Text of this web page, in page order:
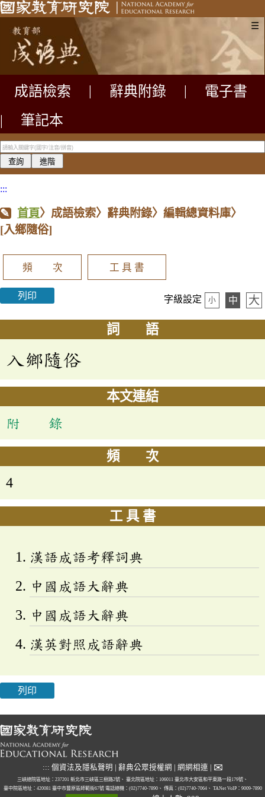
☰
成語檢索 辭典附錄
電子書
|
筆記本
:::
首頁〉成語檢索〉辭典附錄〉編輯總資料庫〉
[入鄉隨俗]
頻 次 工 具 書
列印 字級設定 小 中 大
詞 語
入鄉隨俗
本文連結
附 錄
頻 次
4
工 具 書
漢語成語考釋詞典
中國成語大辭典
中國成語大辭典
漢英對照成語辭典
列印
::: 個資法及隱私聲明 辭典公眾授權網 網網相連 ✉
三峽總院區地址：237201 新北市三峽區三樹路2號、 臺北院區地址：106011 臺北市大安區和平東路一段179號、
臺中院區地址：420081 臺中市豐原區師範街67號 電話總機：(02)7740-7890、 傳真：(02)7740-7064、 TANet VoIP：9009-7890